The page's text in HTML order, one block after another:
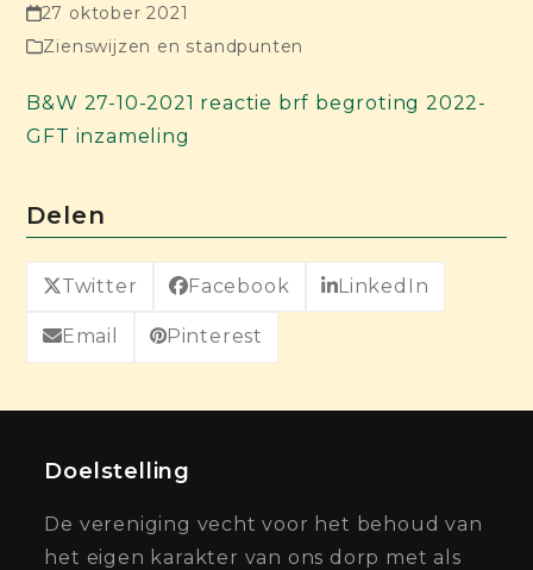
27 oktober 2021
Zienswijzen en standpunten
B&W 27-10-2021 reactie brf begroting 2022-
GFT inzameling
Delen
Twitter Facebook LinkedIn
Email Pinterest
Doelstelling
De vereniging vecht voor het behoud van
het eigen karakter van ons dorp met als